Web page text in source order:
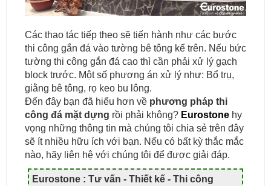
Các thao tác tiếp theo sẽ tiến hành như các bước
thi công gắn đá vào tường bê tông kể trên. Nếu bức
tường thi công gắn đá cao thì cần phải xử lý gạch
block trước. Một số phương án xử lý như: Bổ trụ,
giằng bê tông, rọ keo bu lông.
Đến đây bạn đã hiểu hơn về phương pháp thi
công đá mặt dựng rồi phải không? Eurostone hy
vọng những thông tin mà chúng tôi chia sẻ trên đây
sẽ ít nhiều hữu ích với bạn. Nếu có bất kỳ thắc mắc
nào, hãy liên hệ với chúng tôi để được giải đáp.
Eurostone : Tư vấn - Thiết kế - Thi công